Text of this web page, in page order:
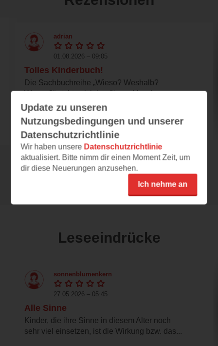
adrian
01.08.2026 – 09:05
Tolles Kinderbuch!
Die Sachbuchreihe „Wieso? Weshalb?
Warum?“ steht seit jeher für erstklassige
Kinderunterhaltung –...
Alle 55 Rezensionen anzeigen
Leseeindrücke
sonnenblumenkern
27.05.2026 – 05:45
Alle Sinne
Kinder, die ihre Sinne in diesem Alter noch
sehr viel einsetzen, ist die Wirkung bzw. das...
Update zu unseren
Nutzungsbedingungen und unserer
Datenschutzrichtlinie
Wir haben unsere Datenschutzrichtlinie
aktualisiert. Bitte nimm dir einen Moment Zeit, um
dir diese Neuerungen anzusehen.
Ich nehme an